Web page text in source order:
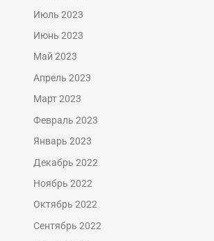
Июль 2023
Июнь 2023
Май 2023
Апрель 2023
Март 2023
Февраль 2023
Январь 2023
Декабрь 2022
Ноябрь 2022
Октябрь 2022
Сентябрь 2022